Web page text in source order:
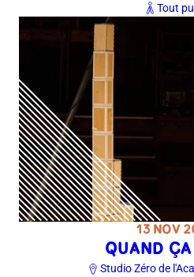
Tout
13 NOV
QUAND
Studio Zéro de